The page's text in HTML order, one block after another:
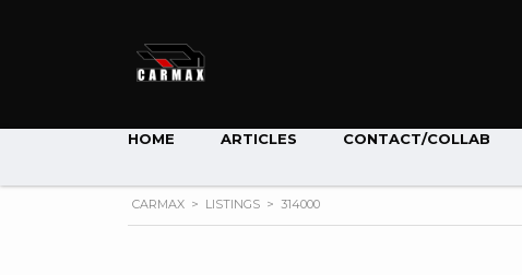
HOME ARTICLES CONTACT/COLLAB
CARMAX > LISTINGS > 314000